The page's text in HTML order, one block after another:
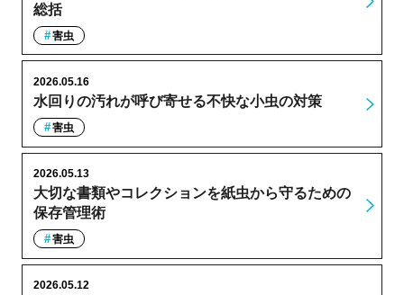
総括
害虫
水回りの汚れが呼び寄せる不快な小虫の対策
2026.05.16
害虫
大切な書類やコレクションを紙虫から守るための
保存管理術
2026.05.13
害虫
2026.05.12